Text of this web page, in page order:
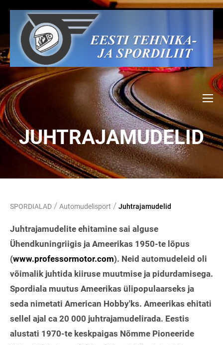
JUHTRAJAMUDELID
SPORDIALAD / Automudelisport / Juhtrajamudelid
Juhtrajamudelite ehitamine sai alguse
Ühendkuningriigis ja Ameerikas 1950-te lõpus
(www.professormotor.com). Neid automudeleid oli
võimalik juhtida kiiruse muutmise ja pidurdamisega.
Spordiala muutus Ameerikas ülipopulaarseks ja
seda nimetati American Hobby'ks. Ameerikas ehitati
sellel ajal ca 20 000 juhtrajamudelirada. Eestis
alustati 1970-te keskpaigas Nõmme Pioneeride